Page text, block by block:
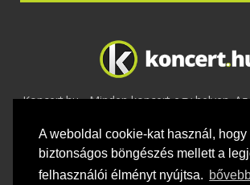
A weboldal cookie-kat használ, hogy
biztonságos böngészés mellett a
felhasználói élményt nyújtsa.
Koncert.hu - Minden koncert egy helyen.
2020 Adatvédelem-ÁSZF-
feltételek-Webmaster- Kapcsolat és